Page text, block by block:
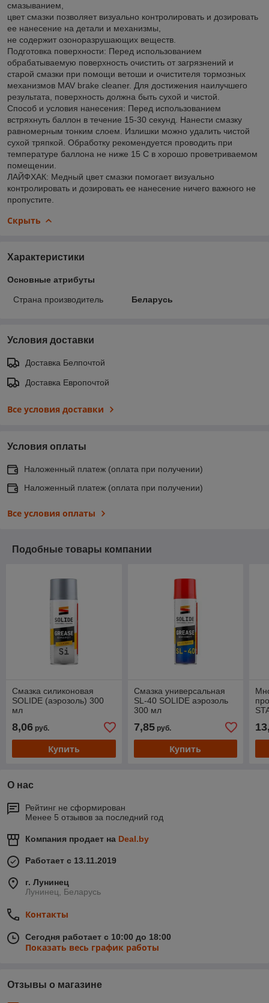
смазыванием,
цвет смазки позволяет визуально контролировать и дозировать
ее нанесение на детали и механизмы,
не содержит озоноразрушающих веществ.
Подготовка поверхности: Перед использованием
обрабатываемую поверхность очистить от загрязнений и
старой смазки при помощи ветоши и очистителя тормозных
механизмов MAV brake cleaner. Для достижения наилучшего
результата, поверхность должна быть сухой и чистой.
Способ и условия нанесения: Перед использованием
встряхнуть баллон в течение 15-30 секунд. Нанести смазку
равномерным тонким слоем. Излишки можно удалить чистой
сухой тряпкой. Обработку рекомендуется проводить при
температуре баллона не ниже 15 С в хорошо проветриваемом
помещении.
ЛАЙФХАК: Медный цвет смазки помогает визуально
контролировать и дозировать ее нанесение ничего важного не
пропустите.
Скрыть
Характеристики
Основные атрибуты
Страна производитель Беларусь
Условия доставки
Доставка Белпочтой
Доставка Европочтой
Все условия доставки
Условия оплаты
Наложенный платеж (оплата при получении)
Наложенный платеж (оплата при получении)
Все условия оплаты
Подобные товары компании
Смазка силиконовая
SOLIDE (аэрозоль) 300
мл
8,06 руб.
Купить
Смазка универсальная
SL-40 SOLIDE аэрозоль
300 мл
7,85руб.
Купить
О нас
Рейтинг не сформирован
Менее 5 отзывов за последний год
Компания продает на Deal.by
Работает с 13.11.2019
г. Лунинец
Лунинец, Беларусь
Контакты
Сегодня работает с 10:00 до 18:00
Показать весь график работы
Отзывы о магазине